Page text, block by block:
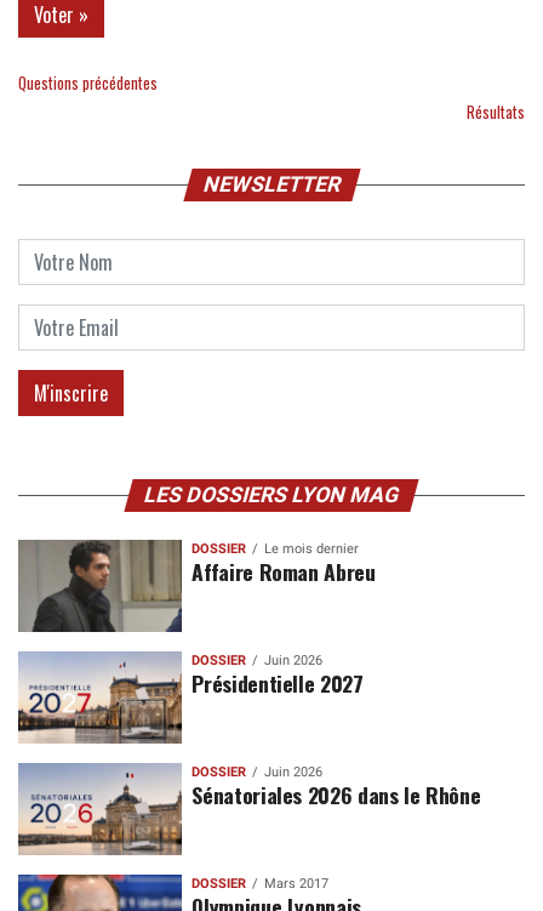
Questions précédentes
Résultats
NEWSLETTER
LES DOSSIERS LYON MAG
DOSSIER Le mois dernier
Affaire Roman Abreu
DOSSIER Juin 2026
Présidentielle 2027
DOSSIER Juin 2026
Sénatoriales 2026 dans le Rhône
DOSSIER Mars 2017